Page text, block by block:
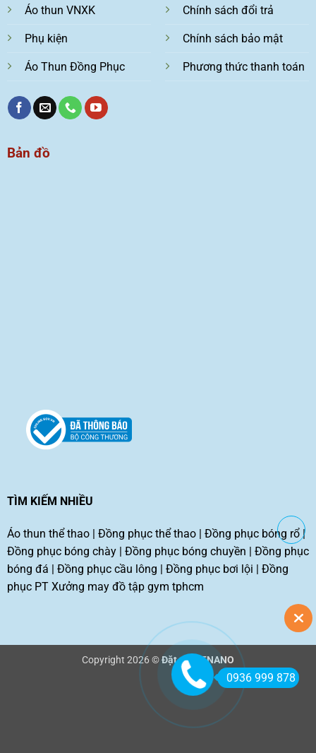
Áo thun VNXK
Phụ kiện
Áo Thun Đồng Phục
Chính sách đổi trả
Chính sách bảo mật
Phương thức thanh toán
Bản đồ
TÌM KIẾM NHIỀU
Áo thun thể thao| Đồng phục thể thao| Đồng phục bóng rổ|
Đồng phục bóng chày| Đồng phục bóng chuyền | Đồng phục
bóng đá | Đồng phục cầu lông | Đồng phục bơi lội | Đồng
phục PT Xưởng may đồ tập gym tphcm
Copyright 2026 ©Đặt may TNANO
0936 999 878